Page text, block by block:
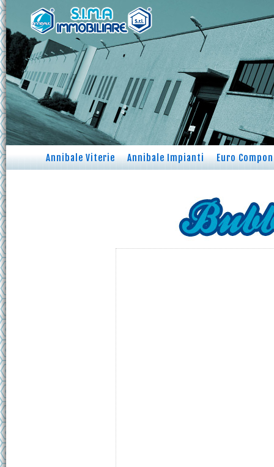
Annibale Viterie Annibale Impianti Euro